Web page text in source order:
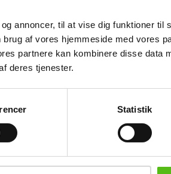
annoncer, til at vise dig funktioner til
af vores hjemmeside med vores
partnere kan kombinere disse data
deres tjenester.
Statistik
Lignende varer
samt tilbud direkte i din email.